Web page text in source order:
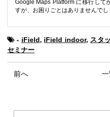
Google Maps Platform に移行して
すが、お困りごとはありませんでし
- iField, iField indoor, スタ
セミナー
前へ